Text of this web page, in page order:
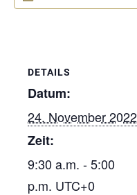
DETAILS
Datum:
24. November 2022
Zeit:
9:30 a.m. - 5:00
p.m. UTC+0